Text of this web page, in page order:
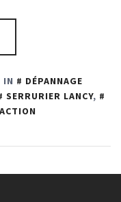
IN
DÉPANNAGE
SERRURIER LANCY,